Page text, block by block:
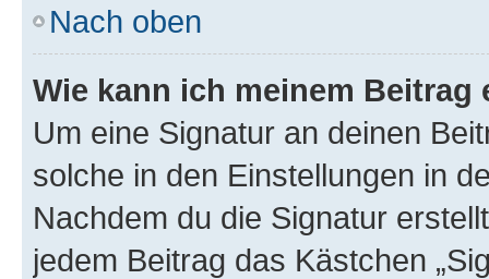
Nach oben
Wie kann ich meinem
Um eine Signatur an deinen
solche in den Einstellungen in
Nachdem du die Signatur
jedem Beitrag das Kästchen